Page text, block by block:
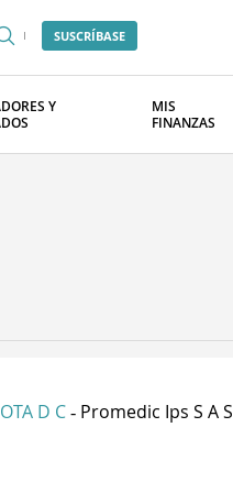
SUSCRÍBASE
Y
MIS
FINANZAS
D C - Promedic Ips S A S